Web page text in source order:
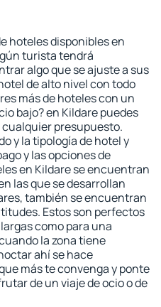
hoteles disponibles en
turista tendrá
algo que se ajuste a sus
de alto nivel con todo
más de hoteles con un
bajo? en Kildare puedes
presupuesto.
y la tipología de hotel y
y las opciones de
en Kildare se encuentran
las que se desarrollan
también se encuentran
Estos son perfectos
como para una
la zona tiene
ahí se hace
más te convenga y ponte
de un viaje de ocio o de